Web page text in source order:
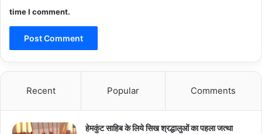
time I comment.
Recent Popular Comments
हेमकुंट साहिब के लिये सिख श्रद्धालुओं का पहला जत्था